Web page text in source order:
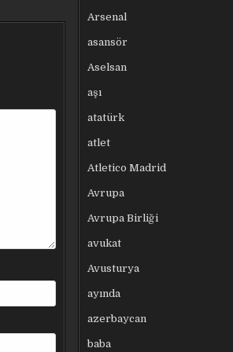
Arsenal
asansör
Aselsan
aşı
atatürk
atlet
Atletico Madrid
Avrupa
Avrupa Birliği
avukat
Avusturya
ayında
azerbaycan
baba